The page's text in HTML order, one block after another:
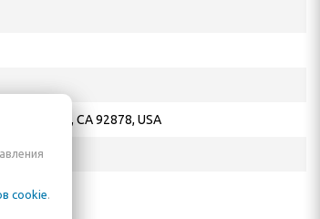
Corona, CA 92878, USA
cookie.